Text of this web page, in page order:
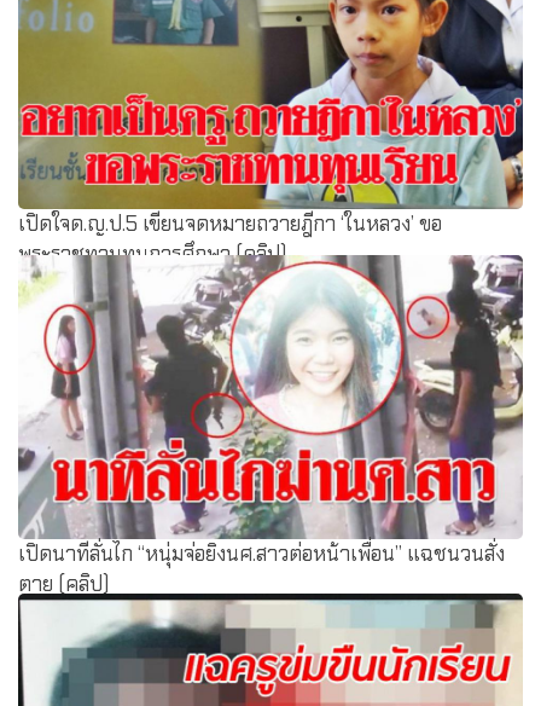
เปิดใจด.ญ.ป.5 เขียนจดหมายถวายฎีกา ‘ในหลวง’ ขอ
พระราชทานทุนการศึกษา (คลิป)
เปิดนาทีลั่นไก “หนุ่มจ่อยิงนศ.สาวต่อหน้าเพื่อน” แฉชนวนสั่ง
ตาย (คลิป)